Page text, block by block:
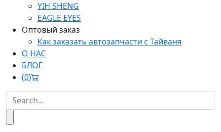
YIH SHENG
EAGLE EYES
Оптовый заказ
Как заказать автозапчасти с Тайваня
О НАС
БЛОГ
(0)